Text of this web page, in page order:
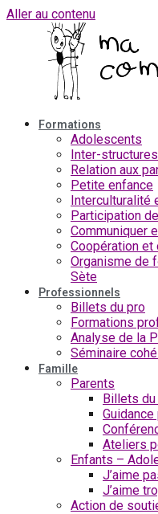
Aller au contenu
Formations
Adolescents
Inter-structures
Relation aux
Petite enfance
Interculturalité
Participation
Communiquer
Coopération et
Organisme de
Sète
Professionnels
Billets du pro
Formations
Analyse de la
Séminaire
Famille
Parents
Billets du
Ateliers
Enfants –
J’aime
J’aime
Action de